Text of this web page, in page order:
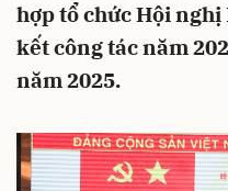
hợp tổ chức Hội
kết công tác năm
năm 2025.